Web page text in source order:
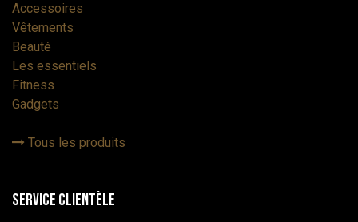
Accessoires
Vêtements
Beauté
Les essentiels
Fitness
Gadgets
Tous les produits
Service Clientèle